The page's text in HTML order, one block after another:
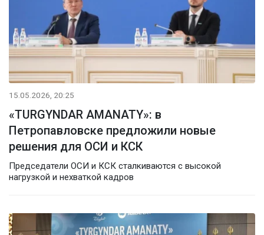
15.05.2026, 20:25
«TURGYNDAR AMANATY»: в
Петропавловске предложили новые
решения для ОСИ и КСК
Председатели ОСИ и КСК сталкиваются с высокой
нагрузкой и нехваткой кадров